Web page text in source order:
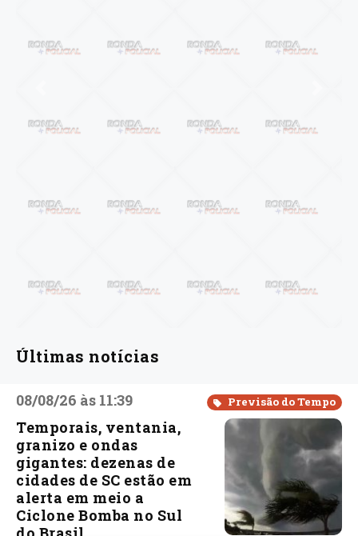
Últimas notícias
08/08/26 às 11:39 Previsão do Tempo
Temporais, ventania,
granizo e ondas
gigantes: dezenas de
cidades de SC estão em
alerta em meio a
Ciclone Bomba no Sul